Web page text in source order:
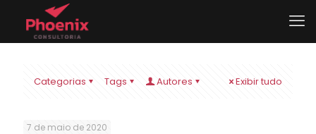
Categorias Tags Autores Exibir tudo
7 de maio de 2020